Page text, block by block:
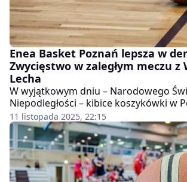
Enea Basket Poznań lepsza w
Zwycięstwo w zaległym meczu z
Lecha
W wyjątkowym dniu – Narodowego
Niepodległości – kibice koszykówki w
otrzymali dodatkową dawkę
hali Akademii Wychowania Fizycznego
mecz 1. kolejki II ligi, w którym Enea
pokonała Wiarę Lecha Poznań. Choć
nie był niespodzianką, gospodarze
napracować, by dopisać szóste
11 listopada 2025, 22:15